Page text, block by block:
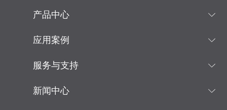
产品中心
应用案例
服务与支持
新闻中心